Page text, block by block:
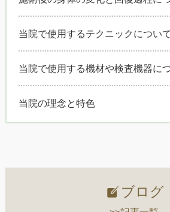
当院で使用するテクニックについて
当院で使用する機材や検査機器に
当院の理念と特色
ブログ